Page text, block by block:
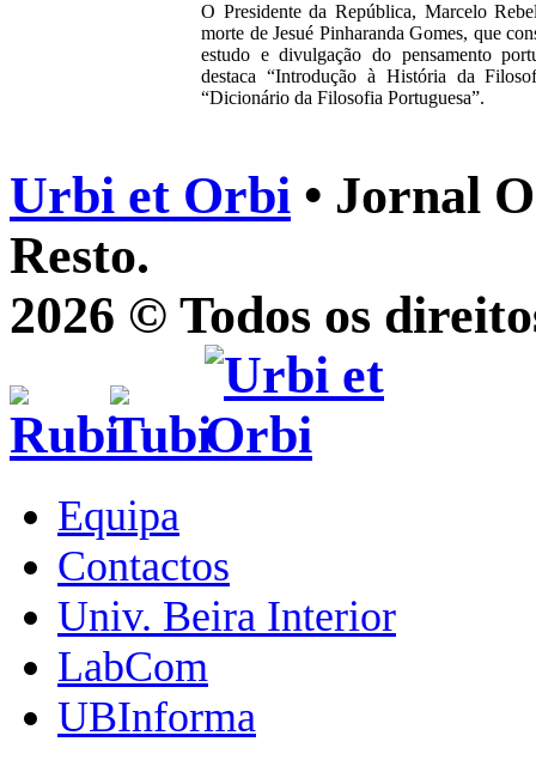
O Presidente da República, Marcelo
morte de Jesué Pinharanda Gomes, que
estudo e divulgação do pensamento
destaca “Introdução à História da
“Dicionário da Filosofia Portuguesa”.
Urbi et Orbi • Jornal
Resto.
2026 © Todos os
Equipa
Contactos
Univ. Beira Interior
LabCom
UBInforma